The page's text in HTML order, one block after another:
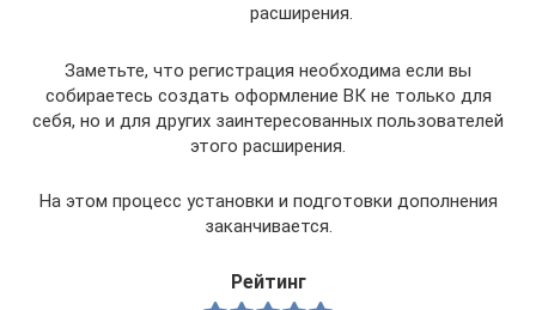
расширения.
Заметьте, что регистрация необходима если вы
собираетесь создать оформление ВК не только для
себя, но и для других заинтересованных пользователей
этого расширения.
На этом процесс установки и подготовки дополнения
заканчивается.
Рейтинг